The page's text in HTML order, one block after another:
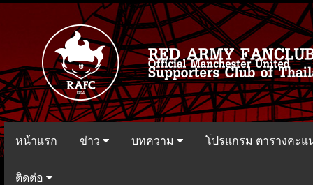
หน้าแรก ข่าว บทความ โปรแกรม ตารางคะ
ติดต่อ